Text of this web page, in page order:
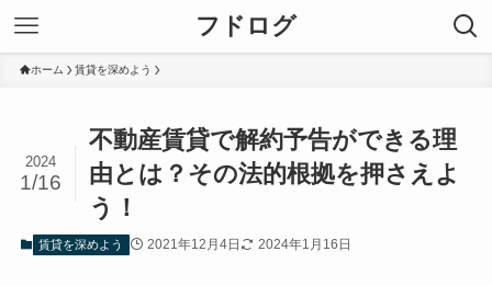
フドログ
ホーム 賃貸を深めよう
不動産賃貸で解約予告ができる理
由とは？その法的根拠を押さえよ
う！
2024
1/16
賃貸を深めよう 2021年12月4日 2024年1月16日